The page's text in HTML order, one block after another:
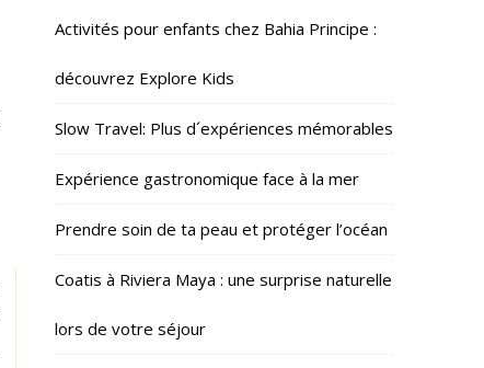
Activités pour enfants chez Bahia Principe :
découvrez Explore Kids
Slow Travel: Plus d´expériences mémorables
Expérience gastronomique face à la mer
Prendre soin de ta peau et protéger l’océan
Coatis à Riviera Maya : une surprise naturelle
lors de votre séjour